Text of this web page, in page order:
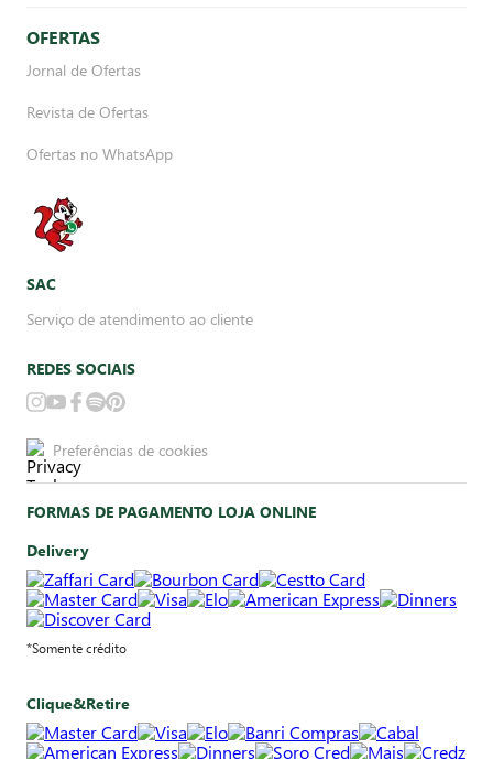
OFERTAS
Jornal de Ofertas
Revista de Ofertas
Ofertas no WhatsApp
SAC
Serviço de atendimento ao cliente
REDES SOCIAIS
Preferências de cookies
FORMAS DE PAGAMENTO LOJA ONLINE
Delivery
*Somente crédito
Clique&Retire